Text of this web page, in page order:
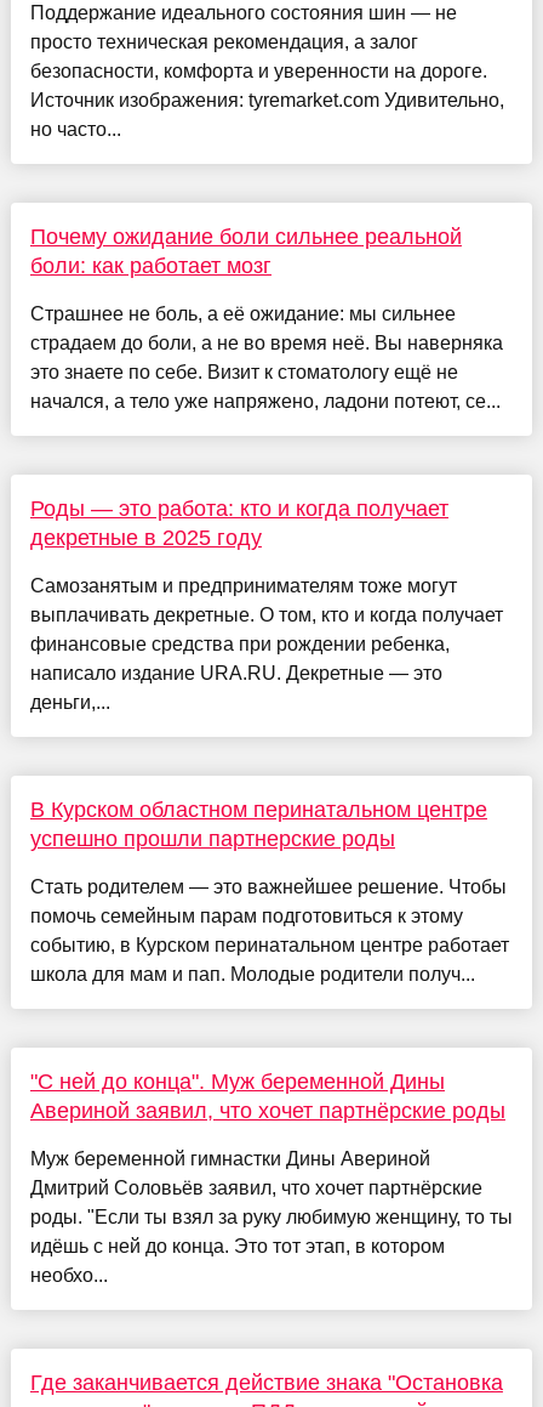
Поддержание идеального состояния шин — не
просто техническая рекомендация, а залог
безопасности, комфорта и уверенности на дороге.
Источник изображения: tyremarket.com Удивительно,
но часто...
Почему ожидание боли сильнее реальной
боли: как работает мозг
Страшнее не боль, а её ожидание: мы сильнее
страдаем до боли, а не во время неё. Вы наверняка
это знаете по себе. Визит к стоматологу ещё не
начался, а тело уже напряжено, ладони потеют, се...
Роды — это работа: кто и когда получает
декретные в 2025 году
Самозанятым и предпринимателям тоже могут
выплачивать декретные. О том, кто и когда получает
финансовые средства при рождении ребенка,
написало издание URA.RU. Декретные — это
деньги,...
В Курском областном перинатальном центре
успешно прошли партнерские роды
Стать родителем — это важнейшее решение. Чтобы
помочь семейным парам подготовиться к этому
событию, в Курском перинатальном центре работает
школа для мам и пап. Молодые родители получ...
"С ней до конца". Муж беременной Дины
Авериной заявил, что хочет партнёрские роды
Муж беременной гимнастки Дины Авериной
Дмитрий Соловьёв заявил, что хочет партнёрские
роды. "Если ты взял за руку любимую женщину, то ты
идёшь с ней до конца. Это тот этап, в котором
необхо...
Где заканчивается действие знака "Остановка